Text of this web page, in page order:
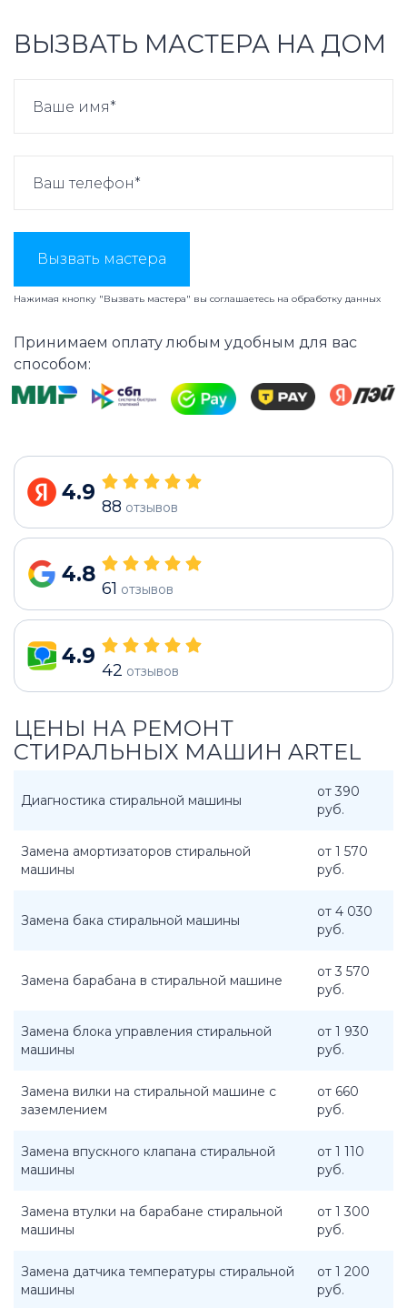
ВЫЗВАТЬ МАСТЕРА НА ДОМ
Вызвать мастера
Нажимая кнопку "Вызвать мастера" вы соглашаетесь на обработку данных
Принимаем оплату любым удобным для вас
способом:
4.9
88 отзывов
4.8
61 отзывов
4.9
42 отзывов
ЦЕНЫ НА РЕМОНТ
СТИРАЛЬНЫХ МАШИН ARTEL
Диагностика стиральной машины
от 390
руб.
Замена амортизаторов стиральной
машины
от 1 570
руб.
Замена бака стиральной машины
от 4 030
руб.
Замена барабана в стиральной машине
от 3 570
руб.
Замена блока управления стиральной
машины
от 1 930
руб.
Замена вилки на стиральной машине с
заземлением
от 660
руб.
Замена впускного клапана стиральной
машины
от 1 110
руб.
Замена втулки на барабане стиральной
машины
от 1 300
руб.
Замена датчика температуры стиральной
машины
от 1 200
руб.